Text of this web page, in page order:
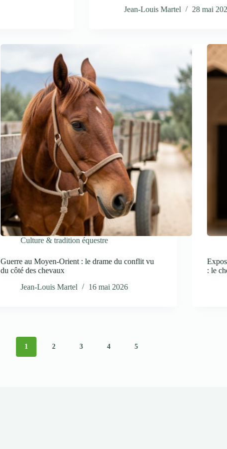
Jean-Louis Martel 28 mai
Culture & tradition équestre
Guerre au Moyen-Orient : le drame du conflit vu
du côté des chevaux
Jean-Louis Martel
16 mai 2026
: le
1 2 3 4 5